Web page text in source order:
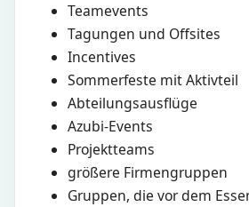
Teamevents
Tagungen und Offsites
Incentives
Sommerfeste mit Aktivteil
Abteilungsausflüge
Azubi-Events
Projektteams
größere Firmengruppen
Gruppen, die vor dem